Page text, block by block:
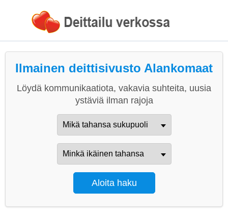
Ilmainen deittisivusto Alankomaat
Löydä kommunikaatiota, vakavia suhteita, uusia
ystäviä ilman rajoja